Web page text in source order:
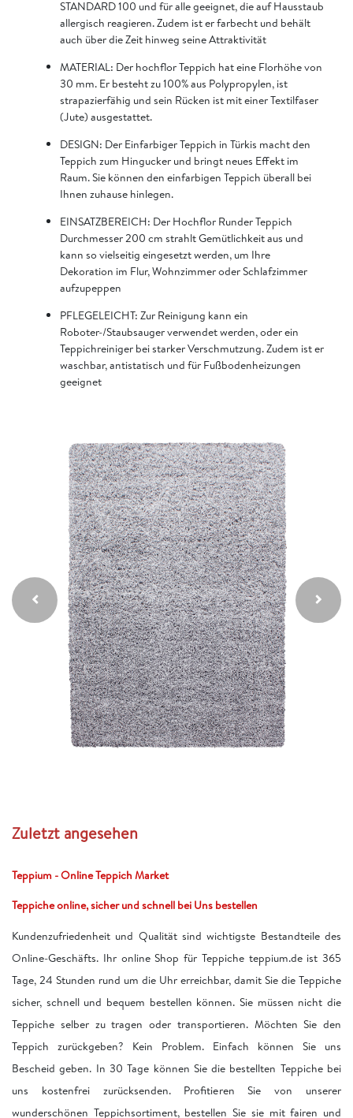
STANDARD 100 und für alle geeignet, die auf Hausstaub
allergisch reagieren. Zudem ist er farbecht und behält
auch über die Zeit hinweg seine Attraktivität
MATERIAL: Der hochflor Teppich hat eine Florhöhe von
30 mm. Er besteht zu 100% aus Polypropylen, ist
strapazierfähig und sein Rücken ist mit einer Textilfaser
(Jute) ausgestattet.
DESIGN: Der Einfarbiger Teppich in Türkis macht den
Teppich zum Hingucker und bringt neues Effekt im
Raum. Sie können den einfarbigen Teppich überall bei
Ihnen zuhause hinlegen.
EINSATZBEREICH: Der Hochflor Runder Teppich
Durchmesser 200 cm strahlt Gemütlichkeit aus und
kann so vielseitig eingesetzt werden, um Ihre
Dekoration im Flur, Wohnzimmer oder Schlafzimmer
aufzupeppen
PFLEGELEICHT: Zur Reinigung kann ein
Roboter-/Staubsauger verwendet werden, oder ein
Teppichreiniger bei starker Verschmutzung. Zudem ist er
waschbar, antistatisch und für Fußbodenheizungen
geeignet
Zuletzt angesehen
Teppium - Online Teppich Market
Teppiche online, sicher und schnell bei Uns bestellen
Kundenzufriedenheit und Qualität sind wichtigste Bestandteile des
Online-Geschäfts. Ihr online Shop für Teppiche teppium.de ist 365
Tage, 24 Stunden rund um die Uhr erreichbar, damit Sie die Teppiche
sicher, schnell und bequem bestellen können. Sie müssen nicht die
Teppiche selber zu tragen oder transportieren. Möchten Sie den
Teppich zurückgeben? Kein Problem. Einfach können Sie uns
Bescheid geben. In 30 Tage können Sie die bestellten Teppiche bei
uns kostenfrei zurücksenden. Profitieren Sie von unserer
wunderschönen Teppichsortiment, bestellen Sie sie mit fairen und